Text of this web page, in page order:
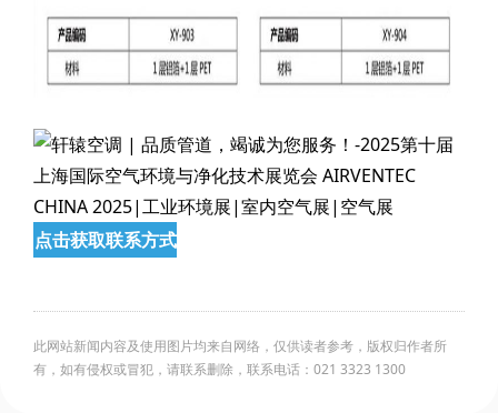
点击获取联系方式
此网站新闻内容及使用图片均来自网络，仅供读者参考，版权归作者所
有，如有侵权或冒犯，请联系删除，联系电话：021 3323 1300